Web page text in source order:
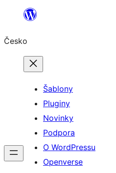
Přeskočit
obsah
Česko
Šablony
Pluginy
Novinky
Podpora
O WordPressu
Openverse